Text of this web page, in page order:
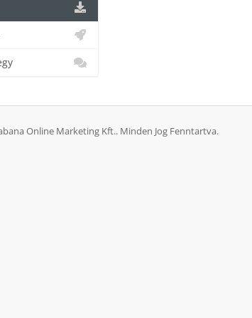
Online Marketing Kft.. Minden Jog Fenntartva.